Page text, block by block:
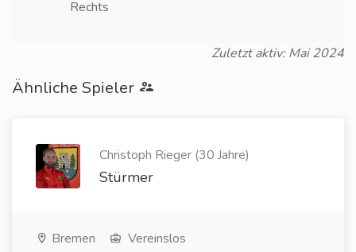
Rechts
Zuletzt aktiv: Mai 2024
Ähnliche Spieler
Christoph Rieger (30 Jahre)
Stürmer
Bremen Vereinslos